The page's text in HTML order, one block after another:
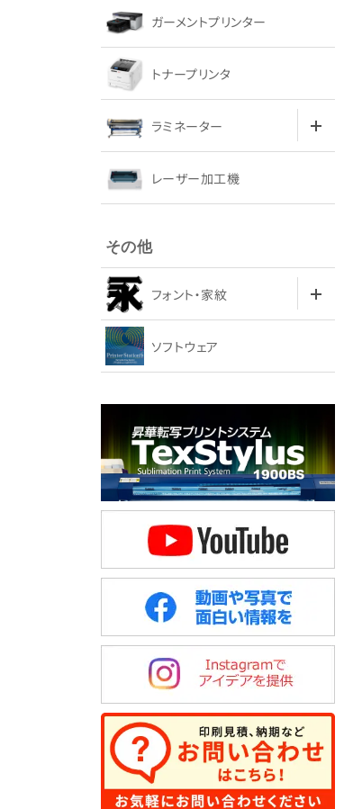
ガーメントプリンター
トナープリンタ
ラミネーター
レーザー加工機
その他
フォント・家紋
ソフトウェア